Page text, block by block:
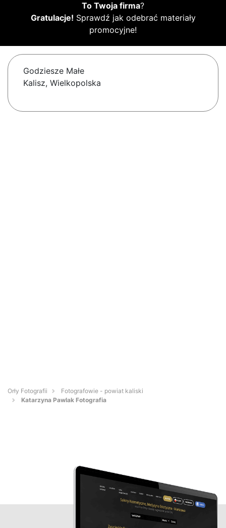
To Twoja firma?
Gratulacje! Sprawdź jak odebrać materiały
promocyjne!
Godziesze Małe
Kalisz, Wielkopolska
Orły Fotografii
Fotografowie - powiat kaliski
Katarzyna Pawlak Fotografia